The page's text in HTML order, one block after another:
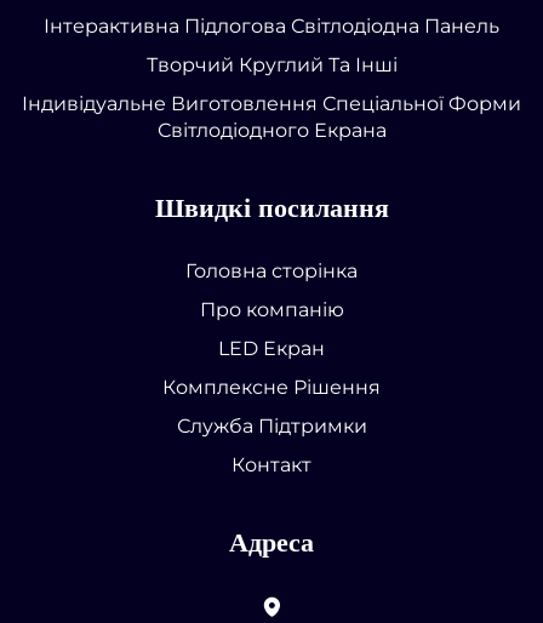
Інтерактивна Підлогова Світлодіодна Панель
Творчий Круглий Та Інші
Індивідуальне Виготовлення Спеціальної Форми
Світлодіодного Екрана
Швидкі посилання
Головна сторінка
Про компанію
LED Екран
Комплексне Рішення
Служба Підтримки
Контакт
Адреса